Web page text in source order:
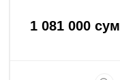
1 081 000 сум